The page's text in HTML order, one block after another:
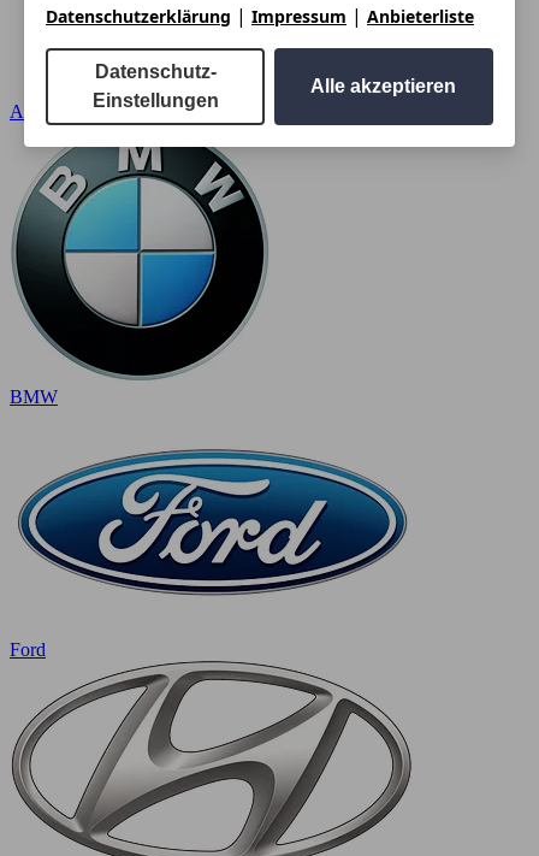
Audi
BMW
Ford
Datenschutzerklärung | Impressum | Anbieterliste
Datenschutz-
Einstellungen
Alle akzeptieren